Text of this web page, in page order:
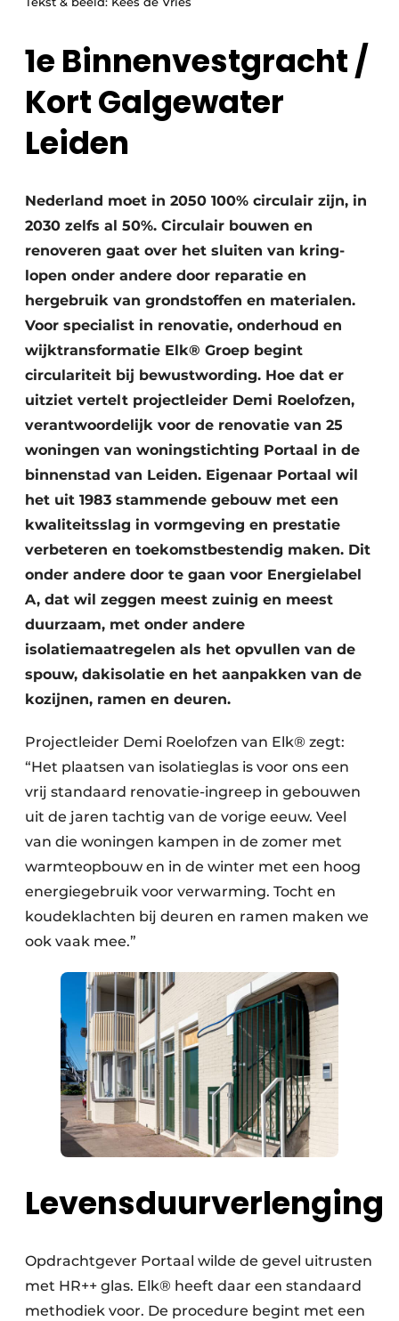
Vacature aanmelden
Vacatures
Werben
1e Binnenvestgracht /
Kort Galgewater
Leiden
Nederland moet in 2050 100% circulair zijn, in
2030 zelfs al 50%. Circulair bouwen en
renoveren gaat over het sluiten van kring-
lopen onder andere door reparatie en
hergebruik van grondstoffen en materialen.
Voor specialist in renovatie, onderhoud en
wijktransformatie Elk® Groep begint
circulariteit bij bewustwording. Hoe dat er
uitziet vertelt projectleider Demi Roelofzen,
verantwoordelijk voor de renovatie van 25
woningen van woningstichting Portaal in de
binnenstad van Leiden. Eigenaar Portaal wil
het uit 1983 stammende gebouw met een
kwaliteitsslag in vormgeving en prestatie
verbeteren en toekomstbestendig maken. Dit
onder andere door te gaan voor Energielabel
A, dat wil zeggen meest zuinig en meest
duurzaam, met onder andere
isolatiemaatregelen als het opvullen van de
spouw, dakisolatie en het aanpakken van de
kozijnen, ramen en deuren.
Projectleider Demi Roelofzen van Elk® zegt:
“Het plaatsen van isolatieglas is voor ons een
vrij standaard renovatie-ingreep in gebouwen
uit de jaren tachtig van de vorige eeuw. Veel
van die woningen kampen in de zomer met
warmteopbouw en in de winter met een hoog
energiegebruik voor verwarming. Tocht en
koudeklachten bij deuren en ramen maken we
ook vaak mee.”
Levensduurverlenging
Opdrachtgever Portaal wilde de gevel uitrusten
met HR++ glas. Elk® heeft daar een standaard
methodiek voor. De procedure begint met een